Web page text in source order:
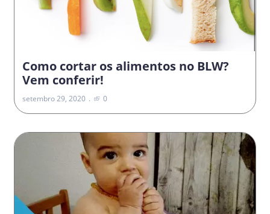
Como cortar os alimentos no BLW?
Vem conferir!
setembro 29, 2020 0